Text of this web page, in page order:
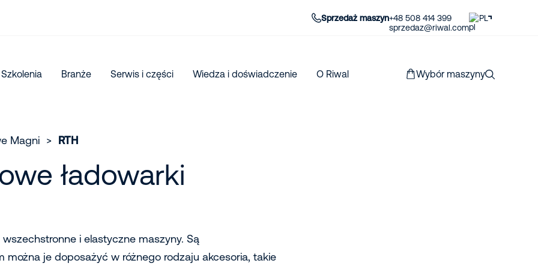
Sprzedaż maszyn+48 508 414 399
sprzedaz@riwal.com
PL
Szkolenia Branże Serwis i części Wiedza i doświadczenie O Riwal Wybór maszyny
Magni > RTH
ładowarki
i elastyczne maszyny. Są
je doposażyć w różnego rodzaju akcesoria, takie